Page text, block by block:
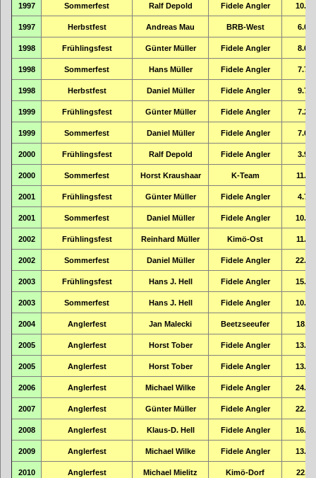
1997 Sommerfest Ralf Depold Fidele Angler
1997 Herbstfest Andreas Mau BRB-West 6.040
1998 Frühlingsfest Günter Müller Fidele Angler 8.630
1998 Sommerfest Hans Müller Fidele Angler 7.750
1998 Herbstfest Daniel Müller Fidele Angler 9.710
1999 Frühlingsfest Günter Müller Fidele Angler 7.220
1999 Sommerfest Daniel Müller Fidele Angler 7.650
2000 Frühlingsfest Ralf Depold Fidele Angler 3.900
2000 Sommerfest Horst Kraushaar K-Team
2001 Frühlingsfest Günter Müller Fidele Angler 4.700
2001 Sommerfest Daniel Müller Fidele Angler
2002 Frühlingsfest Reinhard Müller Kimö-Ost
2002 Sommerfest Daniel Müller Fidele Angler
2003 Frühlingsfest Hans J. Hell Fidele Angler
2003 Sommerfest Hans J. Hell Fidele Angler
2004 Anglerfest Jan Malecki Beetzseeufer
2005 Anglerfest Horst Tober Fidele Angler
2005 Anglerfest Horst Tober Fidele Angler
2006 Anglerfest Michael Wilke Fidele Angler
2007 Anglerfest Günter Müller Fidele Angler
2008 Anglerfest Klaus-D. Hell Fidele Angler
2009 Anglerfest Michael Wilke Fidele Angler
2010 Anglerfest Michael Mielitz Kimö-Dorf